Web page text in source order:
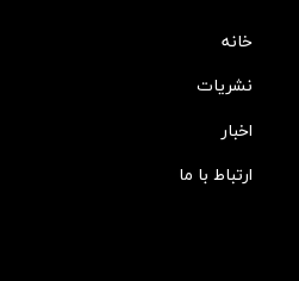
خانه
نشریات
اخبار
ارتباط با ما